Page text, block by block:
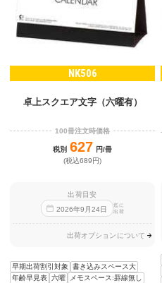
NK506
卓上スクエア文字（六曜有）
100冊注文時価格
税別 627 円/冊
(税込689円)
出荷目安
2026年9 月24日
迄に
出荷
出荷オプションについて
早期出荷割引対象
書き込みスペース大
年齢早見表 六曜
メモスペース:罫線無し